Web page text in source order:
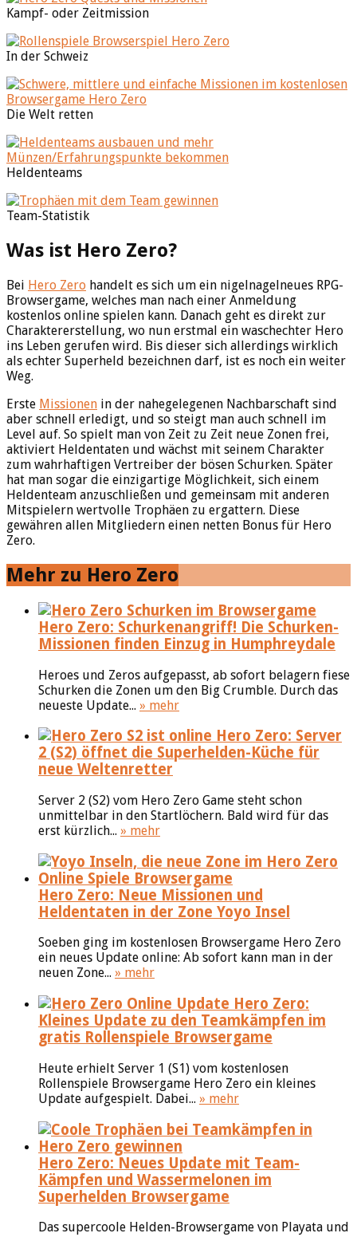
Kampf- oder Zeitmission
In der Schweiz
Die Welt retten
Heldenteams
Team-Statistik
Was ist Hero Zero?
Bei Hero Zero handelt es sich um ein nigelnagelneues RPG-
Browsergame, welches man nach einer Anmeldung
kostenlos online spielen kann. Danach geht es direkt zur
Charaktererstellung, wo nun erstmal ein waschechter Hero
ins Leben gerufen wird. Bis dieser sich allerdings wirklich
als echter Superheld bezeichnen darf, ist es noch ein weiter
Weg.
Erste Missionen in der nahegelegenen Nachbarschaft sind
aber schnell erledigt, und so steigt man auch schnell im
Level auf. So spielt man von Zeit zu Zeit neue Zonen frei,
aktiviert Heldentaten und wächst mit seinem Charakter
zum wahrhaftigen Vertreiber der bösen Schurken. Später
hat man sogar die einzigartige Möglichkeit, sich einem
Heldenteam anzuschließen und gemeinsam mit anderen
Mitspielern wertvolle Trophäen zu ergattern. Diese
gewähren allen Mitgliedern einen netten Bonus für Hero
Zero.
Mehr zu Hero Zero
Hero Zero: Schurkenangriff! Die Schurken-
Missionen finden Einzug in Humphreydale
Heroes und Zeros aufgepasst, ab sofort belagern fiese
Schurken die Zonen um den Big Crumble. Durch das
neueste Update... » mehr
Hero Zero: Server
2 (S2) öffnet die Superhelden-Küche für
neue Weltenretter
Server 2 (S2) vom Hero Zero Game steht schon
unmittelbar in den Startlöchern. Bald wird für das
erst kürzlich... » mehr
Hero Zero: Neue Missionen und
Heldentaten in der Zone Yoyo Insel
Soeben ging im kostenlosen Browsergame Hero Zero
ein neues Update online: Ab sofort kann man in der
neuen Zone... » mehr
Hero Zero:
Kleines Update zu den Teamkämpfen im
gratis Rollenspiele Browsergame
Heute erhielt Server 1 (S1) vom kostenlosen
Rollenspiele Browsergame Hero Zero ein kleines
Update aufgespielt. Dabei... » mehr
Hero Zero: Neues Update mit Team-
Kämpfen und Wassermelonen im
Superhelden Browsergame
Das supercoole Helden-Browsergame von Playata und